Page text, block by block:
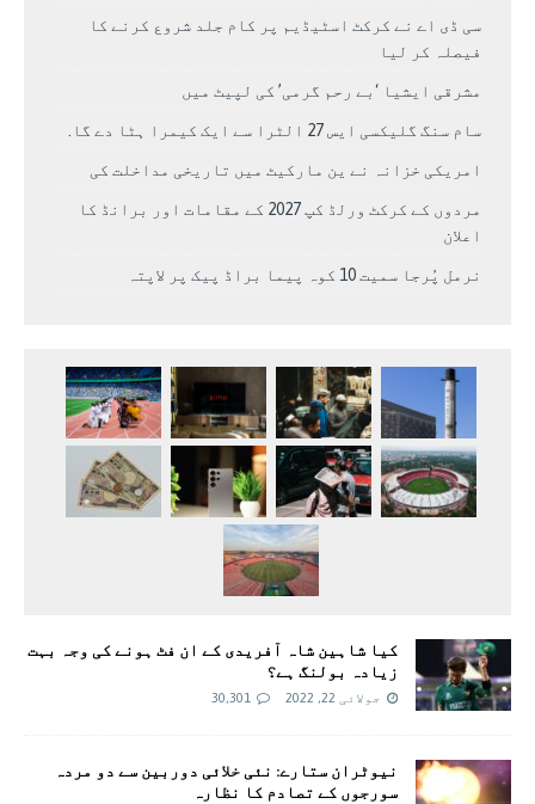
سی ڈی اے نے کرکٹ اسٹیڈیم پر کام جلد شروع کرنے کا
فیصلہ کر لیا
مشرقی ایشیا ‘بے رحم گرمی’ کی لپیٹ میں
سام سنگ گلیکسی ایس 27 الٹرا سے ایک کیمرا ہٹا دے گا.
امریکی خزانہ نے ین مارکیٹ میں تاریخی مداخلت کی
مردوں کے کرکٹ ورلڈ کپ 2027 کے مقامات اور برانڈ کا
اعلان
نرمل پُرجا سمیت 10 کوہ پیما براڈ پیک پر لاپتہ
کیا شاہین شاہ آفریدی کے ان فٹ ہونے کی وجہ بہت
زیادہ بولنگ ہے؟
جولائی 22, 2022 30,301
نیوٹران ستارے: نئی خلائی دوربین سے دو مردہ
سورجوں کے تصادم کا نظارہ